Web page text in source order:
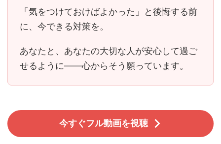
「気をつけておけばよかった」と後悔する前
に、今できる対策を。
あなたと、あなたの大切な人が安心して過ご
せるように――心からそう願っています。
今すぐフル動画を視聴